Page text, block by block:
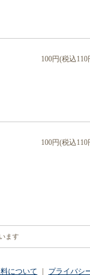
100円(税込110
100円(税込110
ます
について プライバシ